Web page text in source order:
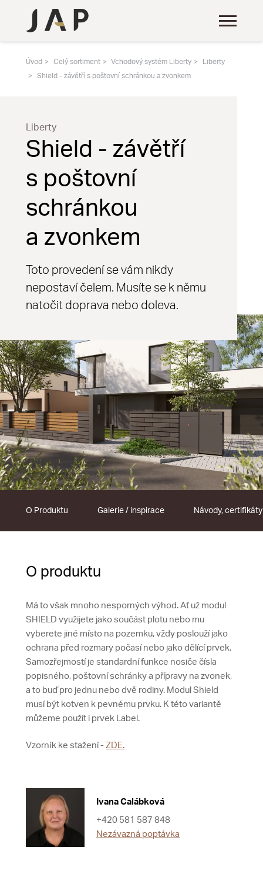
Úvod Celý sortiment Vchodový systém Liberty
Liberty
Shield - závětří s poštovní schránkou a zvonkem
Liberty
Shield - závětří
s poštovní
schránkou
a zvonkem
Toto provedení se vám nikdy
nepostaví čelem. Musíte se k němu
natočit doprava nebo doleva.
O Produktu Galerie / inspirace Návody, certifikáty
O produktu
Má to však mnoho nesporných výhod. Ať už modul
SHIELD využijete jako součást plotu nebo mu
vyberete jiné místo na pozemku, vždy poslouží jako
ochrana před rozmary počasí nebo jako dělící prvek.
Samozřejmostí je standardní funkce nosiče čísla
popisného, poštovní schránky a přípravy na zvonek,
a to buď pro jednu nebo dvě rodiny. Modul Shield
musí být kotven k pevnému prvku. K této variantě
můžeme použít i prvek Label.
Vzorník ke stažení - ZDE.
Ivana Calábková
+420 581 587 848
Nezávazná poptávka